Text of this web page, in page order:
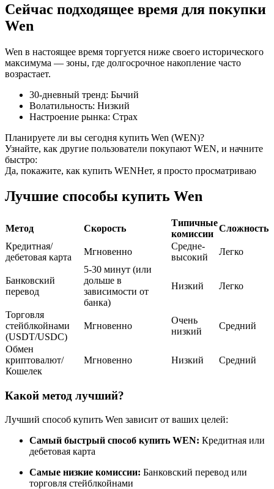
сырьевые товары
USDC фьючерсы
Фьючерсы с использованием USDC в качестве
обеспечения
Копирование торговли
Присоединяйтесь к лучшим трейдерам
Станьте копи-трейдером
Наслаждайтесь распределением прибыли и комиссиями
за копи-трейдинг
Сейчас подходящее время для покупки
Wen
Wen в настоящее время торгуется ниже своего исторического
максимума — зоны, где долгосрочное накопление часто
возрастает.
30-дневный тренд: Бычий
Волатильность: Низкий
Настроение рынка: Страх
Планируете ли вы сегодня купить Wen (WEN)?
Узнайте, как другие пользователи покупают WEN, и начните
быстро:
Да, покажите, как купить WENНет, я просто просматриваю
Лучшие способы купить Wen
Метод Скорость
Типичные
комиссии
Сложность
Кредитная/
дебетовая карта
Мгновенно
Средне-
высокий
Легко
Банковский
перевод
5-30 минут (или
дольше в
зависимости от
банка)
Низкий Легко
Торговля
стейблкойнами
(USDT/USDC)
Мгновенно
Очень
низкий
Средний
Обмен
криптовалют/
Кошелек
Мгновенно Низкий Средний
Какой метод лучший?
Лучший способ купить Wen зависит от ваших целей:
Самый быстрый способ купить WEN: Кредитная или
дебетовая карта
Самые низкие комиссии: Банковский перевод или
торговля стейблкойнами